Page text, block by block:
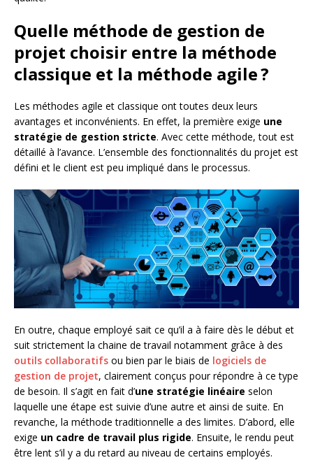
Quelle méthode de gestion de
projet choisir entre la méthode
classique et la méthode agile ?
Les méthodes agile et classique ont toutes deux leurs
avantages et inconvénients. En effet, la première exige une
stratégie de gestion stricte. Avec cette méthode, tout est
détaillé à l’avance. L’ensemble des fonctionnalités du projet est
défini et le client est peu impliqué dans le processus.
En outre, chaque employé sait ce qu’il a à faire dès le début et
suit strictement la chaine de travail notamment grâce à des
outils collaboratifs ou bien par le biais de logiciels de
gestion de projet, clairement conçus pour répondre à ce type
de besoin. Il s’agit en fait d’une stratégie linéaire selon
laquelle une étape est suivie d’une autre et ainsi de suite. En
revanche, la méthode traditionnelle a des limites. D’abord, elle
exige un cadre de travail plus rigide. Ensuite, le rendu peut
être lent s’il y a du retard au niveau de certains employés.